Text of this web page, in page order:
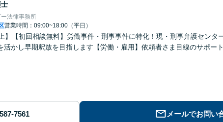
法律事務所
営業時間：09:00~18:00（平日）
】【初回相談無料】労働事件・刑事事件に特化！現・刑事弁護センタ
活かし早期釈放を目指します【労働・雇用】依頼者さま目線のサポー
メールでお問い